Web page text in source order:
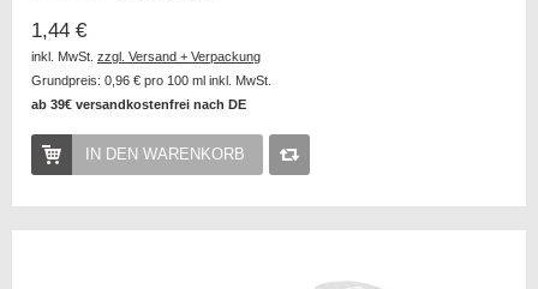
1,44 €
inkl. MwSt. zzgl. Versand + Verpackung
Grundpreis: 0,96 € pro 100 ml inkl. MwSt.
ab 39€ versandkostenfrei nach DE
IN DEN WARENKORB